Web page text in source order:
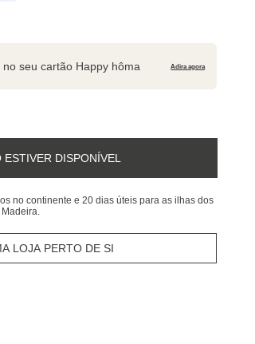
no seu cartão Happy hôma Adira agora
DISPONÍVEL
no continente e 20 dias úteis para as ilhas dos
LOJA PERTO DE SI